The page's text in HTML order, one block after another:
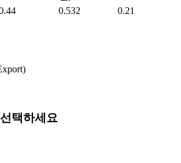
0.532 0.21
택하세요